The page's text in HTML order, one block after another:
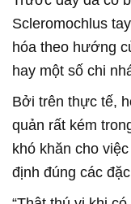
Scleromochlus
hóa theo hướng
hay một số chi
Bởi trên thực tế,
quản rất kém
khó khăn cho
định đúng các